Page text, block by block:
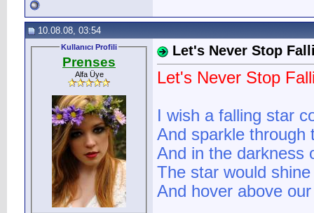
10.08.08, 03:54
Kullanıcı Profili
Prenses
Alfa Üye
Let's Never Stop
Let's Never Stop
I wish a falling star
And sparkle through
And in the darkness
The star would
And hover above